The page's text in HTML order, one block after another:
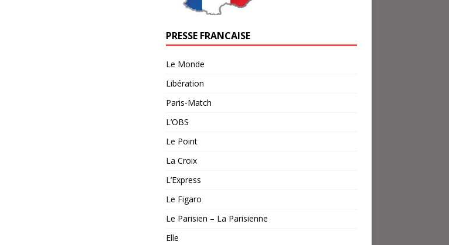
PRESSE FRANCAISE
Le Monde
Libération
Paris-Match
L’OBS
Le Point
La Croix
L’Express
Le Figaro
Le Parisien – La Parisienne
Elle